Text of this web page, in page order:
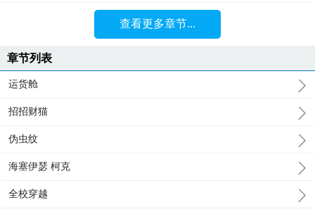
查看更多章节...
章节列表
运货舱
招招财猫
伪虫纹
海塞伊瑟 柯克
全校穿越